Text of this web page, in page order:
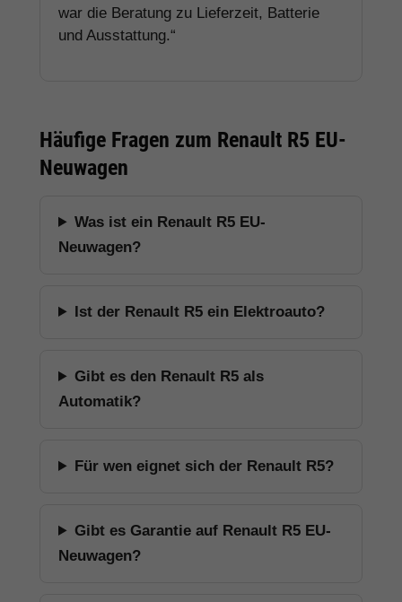
war die Beratung zu Lieferzeit, Batterie
und Ausstattung.“
Häufige Fragen zum Renault R5 EU-
Neuwagen
Was ist ein Renault R5 EU-
Neuwagen?
Ist der Renault R5 ein Elektroauto?
Gibt es den Renault R5 als
Automatik?
Für wen eignet sich der Renault R5?
Gibt es Garantie auf Renault R5 EU-
Neuwagen?